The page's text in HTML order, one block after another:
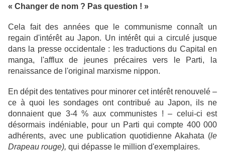
« Changer de nom ? Pas question ! »
Cela fait des années que le communisme connaît un
regain d'intérêt au Japon. Un intérêt qui a circulé jusque
dans la presse occidentale : les traductions du Capital en
manga, l'afflux de jeunes précaires vers le Parti, la
renaissance de l'original marxisme nippon.
En dépit des tentatives pour minorer cet intérêt renouvelé –
ce à quoi les sondages ont contribué au Japon, ils ne
donnaient que 3-4 % aux communistes ! – celui-ci est
désormais indéniable, pour un Parti qui compte 400 000
adhérents, avec une publication quotidienne Akahata (le
Drapeau rouge), qui dépasse le million d'exemplaires.